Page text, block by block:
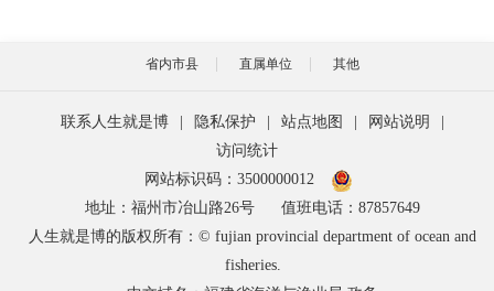
省内市县 直属单位 其他
联系人生就是博 隐私保护 站点地图 网站说明
访问统计
网站标识码：3500000012
地址：福州市冶山路26号
值班电话：87857649
人生就是博的版权所有：© fujian provincial department of ocean and
fisheries.